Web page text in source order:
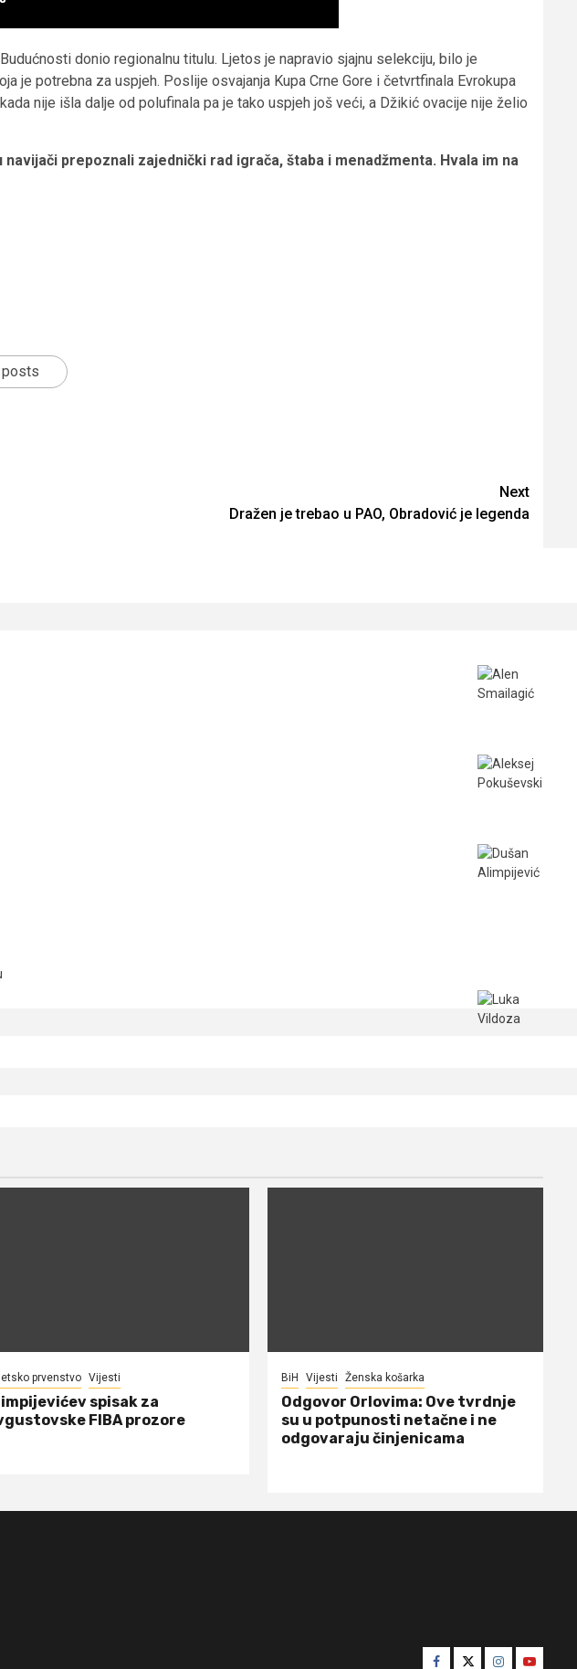
donio regionalnu titulu. Ljetos je napravio sjajnu selekciju, bilo je
je potrebna za uspjeh. Poslije osvajanja Kupa Crne Gore i četvrtfinala Evrokupa
nije išla dalje od polufinala pa je tako uspjeh još veći, a Džikić ovacije nije želio
prepoznali zajednički rad igrača, štaba i menadžmenta. Hvala im na
posts
Next
Dražen je trebao u PAO, Obradović je legenda
prvenstvo Vijesti
spisak za
FIBA prozore
BiH Vijesti Ženska košarka
Odgovor Orlovima: ​Ove tvrdnje
su u potpunosti netačne i ne
odgovaraju činjenicama
Facebook
TwitterInstagram
Youtube